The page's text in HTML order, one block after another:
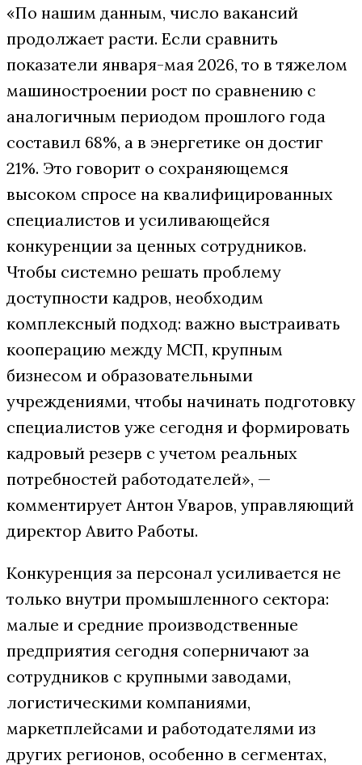
«По нашим данным, число вакансий
продолжает расти. Если сравнить
показатели января-мая 2026, то в тяжелом
машиностроении рост по сравнению с
аналогичным периодом прошлого года
составил 68%, а в энергетике он достиг
21%. Это говорит о сохраняющемся
высоком спросе на квалифицированных
специалистов и усиливающейся
конкуренции за ценных сотрудников.
Чтобы системно решать проблему
доступности кадров, необходим
комплексный подход: важно выстраивать
кооперацию между МСП, крупным
бизнесом и образовательными
учреждениями, чтобы начинать подготовку
специалистов уже сегодня и формировать
кадровый резерв с учетом реальных
потребностей работодателей», —
комментирует Антон Уваров, управляющий
директор Авито Работы.
Конкуренция за персонал усиливается не
только внутри промышленного сектора:
малые и средние производственные
предприятия сегодня соперничают за
сотрудников с крупными заводами,
логистическими компаниями,
маркетплейсами и работодателями из
других регионов, особенно в сегментах,